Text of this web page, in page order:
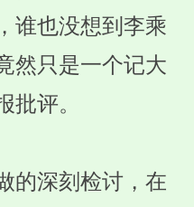
谁也没想到李乘
然只是一个记大
批评。
的深刻检讨，在